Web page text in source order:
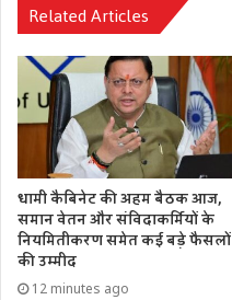
Related Articles
धामी कैबिनेट की अहम बैठक आज,
समान वेतन और संविदाकर्मियों के
नियमितीकरण समेत कई बड़े फैसलों
की उम्मीद
12 minutes ago